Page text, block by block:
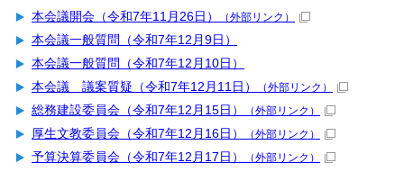
本会議開会（令和7年11月26日） （外部リンク）
本会議一般質問（令和7年12月9日）
本会議一般質問（令和7年12月10日）
本会議 議案質疑（令和7年12月11日）
（外部リンク）
総務建設委員会（令和7年12月15日） （外部リンク）
厚生文教委員会（令和7年12月16日） （外部リンク）
予算決算委員会（令和7年12月17日） （外部リンク）